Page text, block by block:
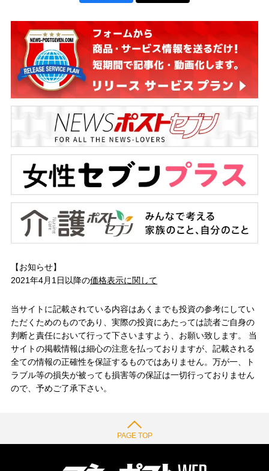
【お知らせ】
2021年4月1日以降の価格表示に関して
当サイトに記載されている内容はあくまでも投資の参考にしてい
ただくためのものであり、実際の投資にあたっては読者ご自身の
判断と責任において行って下さいますよう、お願い致します。 当
サイトの掲載情報は細心の注意を払っておりますが、記載される
全ての情報の正確性を保証するものではありません。万が一、ト
ラブル等の損失が被っても損害等の保証は一切行っておりません
ので、予めご了承下さい。
PAGE TOP